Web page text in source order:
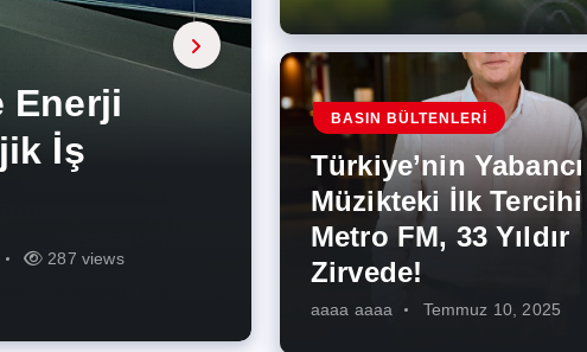
344 views
İlk
273 views
275 views
Enerji
İş
287 views
Kısa
227 views
Artması
262 views
BASIN BÜLTENLERI
Türkiye’nin Yabancı
Müzikteki İlk Tercihi
Metro FM, 33 Yıldır
Zirvede!
aaaa aaaa Temmuz 10, 2025